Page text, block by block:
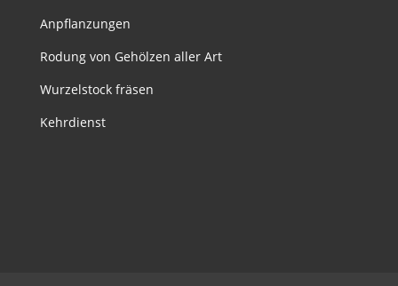
Anpflanzungen
Rodung von Gehölzen aller Art
Wurzelstock fräsen
Kehrdienst